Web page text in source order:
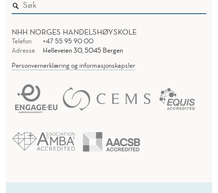
NHH NORGES HANDELSHØYSKOLE
Telefon
+47 55 95 90 00
Adresse
Helleveien 30, 5045 Bergen
Personvernerklæring og informasjonskapsler